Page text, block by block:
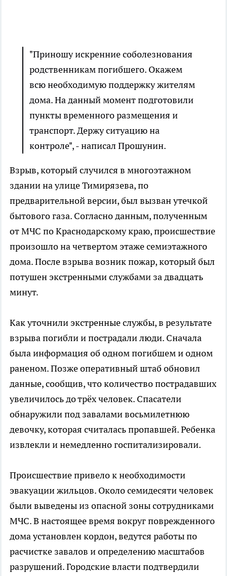
"Приношу искренние соболезнования
родственникам погибшего. Окажем
всю необходимую поддержку жителям
дома. На данный момент подготовили
пункты временного размещения и
транспорт. Держу ситуацию на
контроле", - написал Прошунин.
Взрыв, который случился в многоэтажном
здании на улице Тимирязева, по
предварительной версии, был вызван утечкой
бытового газа. Согласно данным, полученным
от МЧС по Краснодарскому краю, происшествие
произошло на четвертом этаже семиэтажного
дома. После взрыва возник пожар, который был
потушен экстренными службами за двадцать
минут.
Как уточнили экстренные службы, в результате
взрыва погибли и пострадали люди. Сначала
была информация об одном погибшем и одном
раненом. Позже оперативный штаб обновил
данные, сообщив, что количество пострадавших
увеличилось до трёх человек. Спасатели
обнаружили под завалами восьмилетнюю
девочку, которая считалась пропавшей. Ребенка
извлекли и немедленно госпитализировали.
Происшествие привело к необходимости
эвакуации жильцов. Около семидесяти человек
были выведены из опасной зоны сотрудниками
МЧС. В настоящее время вокруг поврежденного
дома установлен кордон, ведутся работы по
расчистке завалов и определению масштабов
разрушений. Городские власти подтвердили